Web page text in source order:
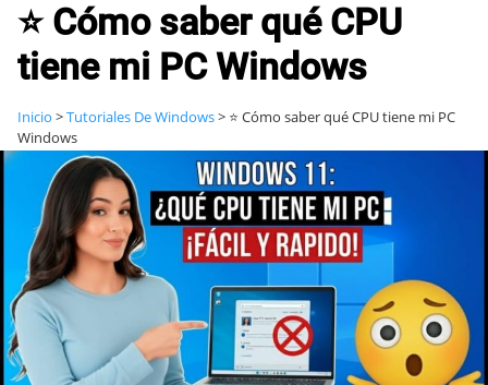
⭐ Cómo saber qué CPU
tiene mi PC Windows
Inicio >Tutoriales De Windows> ⭐ Cómo saber qué CPU tiene mi PC
Windows